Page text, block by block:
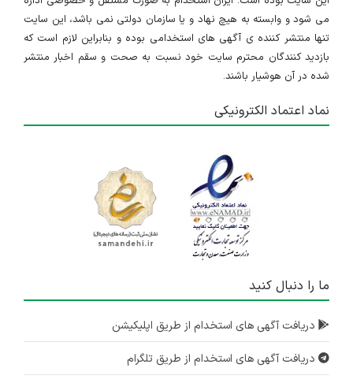
می شود و وابسته به هیچ نهاد و یا سازمان دولتی نمی باشد، این سایت
تنها منتشر کننده ی آگهی های استخدامی بوده و بنابراین لازم است که
بازدید کنندگان محترم سایت خود نسبت به صحت و سقم اخبار منتشر
شده در آن هوشیار باشند.
نماد اعتماد الکترونیکی
ما را دنبال کنید
دریافت آگهی های استخدام از طریق اپلیکیشن
دریافت آگهی های استخدام از طریق تلگرام